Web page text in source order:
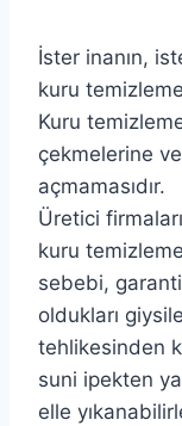
İster inanın,
kuru
Kuru
çekmelerine
açmamasıdır.
Üretici
kuru
sebebi,
oldukları
tehlikesinden
suni ipekten
elle